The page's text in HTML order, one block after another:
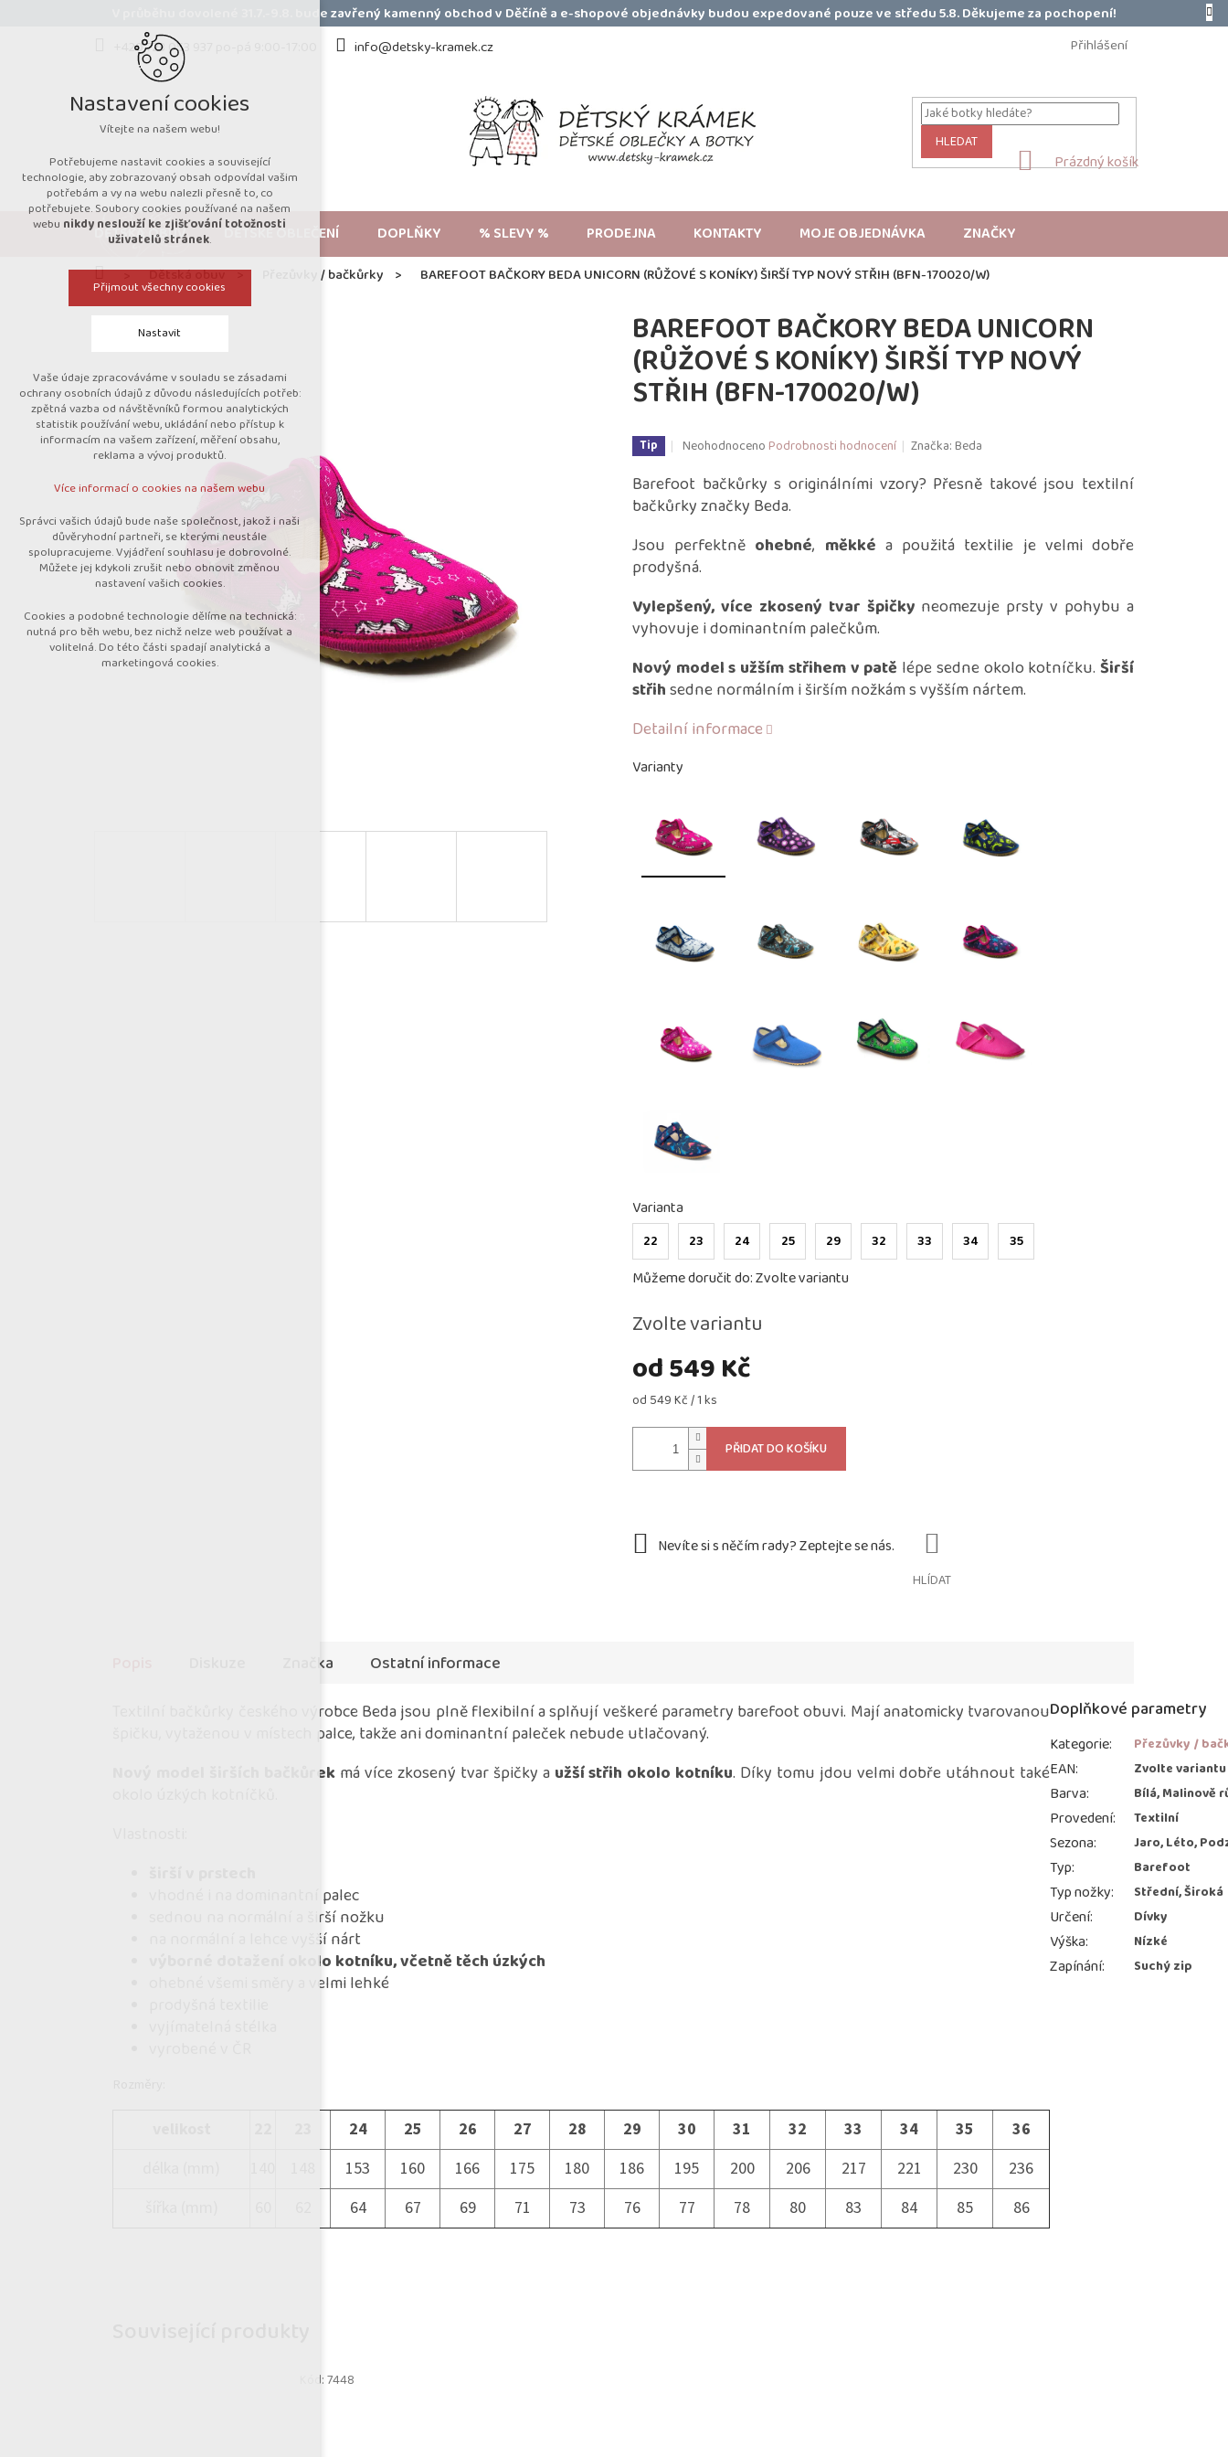
V průběhu dovolené 31.7.-9.8. bude zavřený kamenný obchod v Děčíně a e-shopové objednávky budou expedované pouze ve středu 5.8. Děkujeme za pochopení!
+420 723 053 937 po-pá 9:00-17:00
info@detsky-kramek.cz Přihlášení
HLEDAT
NÁKUPNÍ
Prázdný košík
DĚTSKÁ OBUV DĚTSKÉ OBLEČENÍ DOPLŇKY % SLEVY % PRODEJNA KONTAKTY MOJE OBJEDNÁVKA ZNAČKY
DomůDětská obuv Přezůvky / bačkůrky BAREFOOT BAČKORY BEDA UNICORN (RŮŽOVÉ S KONÍKY) ŠIRŠÍ TYP NOVÝ STŘIH (BFN-170020/W)
BAREFOOT BAČKORY BEDA UNICORN
(RŮŽOVÉ S KONÍKY) ŠIRŠÍ TYP NOVÝ
STŘIH (BFN-170020/W)
Tip
Průměrné
produktu
je
0,0
5
hvězdiček.
NeohodnocenoPodrobnosti hodnocení Značka: Beda
od549 Kč
Měrná
od 549 Kč / 1 ks
Zvolte variantu
Varianty
Varianta
22 23 24 25 29 32 33 34 35
Můžeme doručit do:Zvolte variantu
PŘIDAT DO KOŠÍKU
Barefoot bačkůrky s originálními vzory? Přesně takové jsou textilní
bačkůrky značky Beda.
Jsou perfektně ohebné, měkké a použitá textilie je velmi dobře
prodyšná.
Vylepšený, více zkosený tvar špičky neomezuje prsty v pohybu a
vyhovuje i dominantním palečkům.
Nový model s užším střihem v patě lépe sedne okolo kotníčku. Širší
střihsedne normálním i širším nožkám s vyšším nártem.
Detailní informace
HLÍDAT
Kód:7448
Značka
Ostatní informace
Textilní bačkůrky českého výrobce Beda jsou plně flexibilní a splňují veškeré parametry barefoot obuvi. Mají anatomicky tvarovanou
špičku, vytaženou v místech palce, takže ani dominantní paleček nebude utlačovaný.
Nový model širších bačkůrekmá více zkosený tvar špičky a užší střih okolo kotníku. Díky tomu jdou velmi dobře utáhnout také
vhodné i na dominantní palec
sednou na normální a širší nožku
na normální a lehce vyšší nárt
výborné dotažení okolo kotníku, včetně těch úzkých
ohebné všemi směry a velmi lehké
24 25 26 27 28 29 30 31 32 33 34 35
36
153 160 166 175 180 186 195 200 206 217 221 230
236
64 67 69 71 73 76 77 78 80 83 84 85 86
Doplňkové parametry
Kategorie: Přezůvky /
EAN: Zvolte variantu
Barva: Bílá, Malinově
Provedení: Textilní
Sezona: Jaro, Léto,
Typ: Barefoot
Typ nožky: Střední, Široká
Určení: Dívky
Výška: Nízké
Zapínání: Suchý zip
Nastavení cookies
Vítejte na našem webu!
Potřebujeme nastavit cookies a související
technologie, aby zobrazovaný obsah odpovídal vašim
potřebám a vy na webu nalezli přesně to, co
potřebujete. Soubory cookies používané na našem
webu nikdy neslouží ke zjišťování totožnosti
uživatelů stránek.
Přijmout všechny cookies
Nastavit
Technická cookies
nutná pro provozování webu
udržení kontextu stránek (session):
případná přihlášení, volby jazyka, apod.
návštěvnosti
marketingová cookies (Google)
Více informací o cookies na našem webu
Přijmout všechny cookies
Odmítnout vše
Vaše údaje zpracováváme v souladu se zásadami
ochrany osobních údajů z důvodu následujících potřeb:
zpětná vazba od návštěvníků formou analytických
statistik používání webu, ukládání nebo přístup k
informacím na vašem zařízení, měření obsahu,
reklama a vývoj produktů.
Více informací o cookies na našem webu
Správci vašich údajů bude naše společnost, jakož i naši
důvěryhodní partneři, se kterými neustále
spolupracujeme. Vyjádření souhlasu je dobrovolné.
Můžete jej kdykoli zrušit nebo obnovit změnou
nastavení vašich cookies.
Cookies a podobné technologie dělíme na technická:
nutná pro běh webu, bez nichž nelze web používat a
volitelná. Do této části spadají analytická a
marketingová cookies.